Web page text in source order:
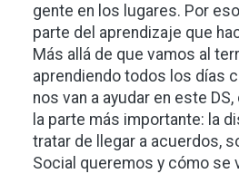
gente en los lugares. Por
parte del aprendizaje que
Más allá de que vamos al
aprendiendo todos los días
nos van a ayudar en este
la parte más importante: la
tratar de llegar a acuerdos,
Social queremos y cómo se